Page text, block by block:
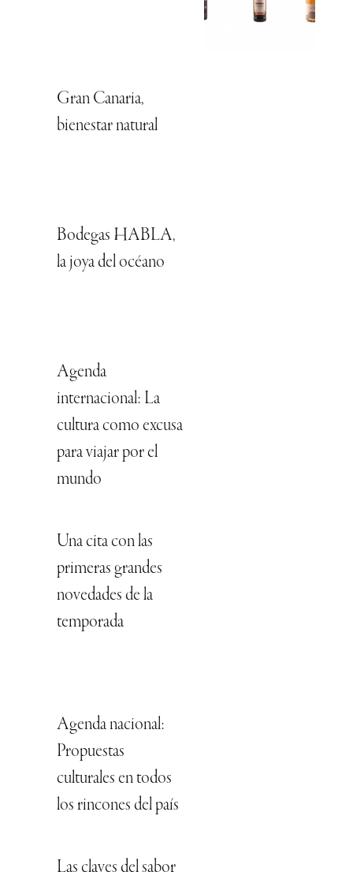
Gran Canaria,
bienestar natural
Bodegas HABLA,
la joya del océano
Agenda
internacional: La
cultura como excusa
para viajar por el
mundo
Una cita con las
primeras grandes
novedades de la
temporada
Agenda nacional:
Propuestas
culturales en todos
los rincones del país
Las claves del sabor